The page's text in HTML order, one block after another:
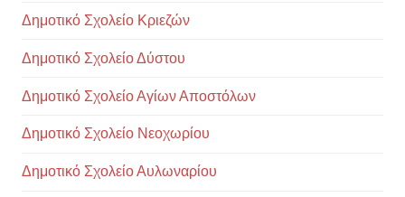
Δημοτικό Σχολείο Κριεζών
Δημοτικό Σχολείο Δύστου
Δημοτικό Σχολείο Αγίων Αποστόλων
Δημοτικό Σχολείο Νεοχωρίου
Δημοτικό Σχολείο Αυλωναρίου